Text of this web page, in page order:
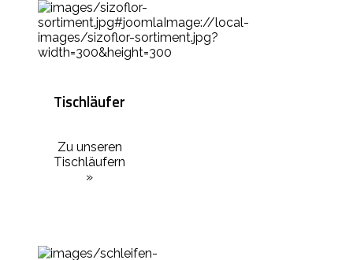
Tischläufer
Zu unseren
Tischläufern
»